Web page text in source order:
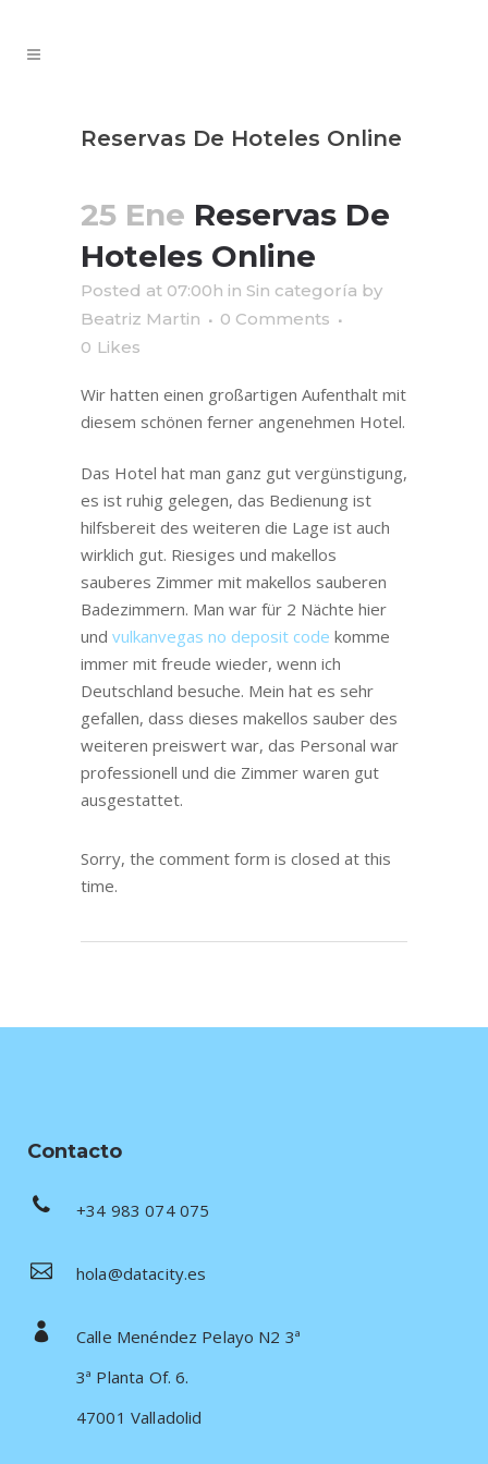
Reservas De Hoteles Online
25 Ene Reservas De
Hoteles Online
Posted at 07:00h in Sin categoría by
Beatriz Martin
0 Comments
0 Likes
Wir hatten einen großartigen Aufenthalt mit
diesem schönen ferner angenehmen Hotel.
Das Hotel hat man ganz gut vergünstigung,
es ist ruhig gelegen, das Bedienung ist
hilfsbereit des weiteren die Lage ist auch
wirklich gut. Riesiges und makellos
sauberes Zimmer mit makellos sauberen
Badezimmern. Man war für 2 Nächte hier
und vulkanvegas no deposit code komme
immer mit freude wieder, wenn ich
Deutschland besuche. Mein hat es sehr
gefallen, dass dieses makellos sauber des
weiteren preiswert war, das Personal war
professionell und die Zimmer waren gut
ausgestattet.
Sorry, the comment form is closed at this
time.
Contacto
+34 983 074 075
hola@datacity.es
Calle Menéndez Pelayo N2 3ª
3ª Planta Of. 6.
47001 Valladolid